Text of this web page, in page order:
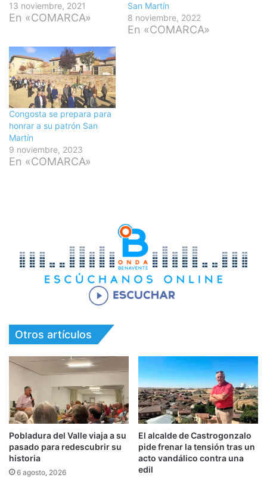
13 noviembre, 2021
En «COMARCA»
San Martín
8 noviembre, 2022
En «COMARCA»
Congosta se prepara para
honrar a su patrón San
Martín
9 noviembre, 2023
En «COMARCA»
Otros artículos
Pobladura del Valle viaja a su
pasado para redescubrir su
historia
6 agosto, 2026
El alcalde de Castrogonzalo
pide frenar la tensión tras un
acto vandálico contra una
edil